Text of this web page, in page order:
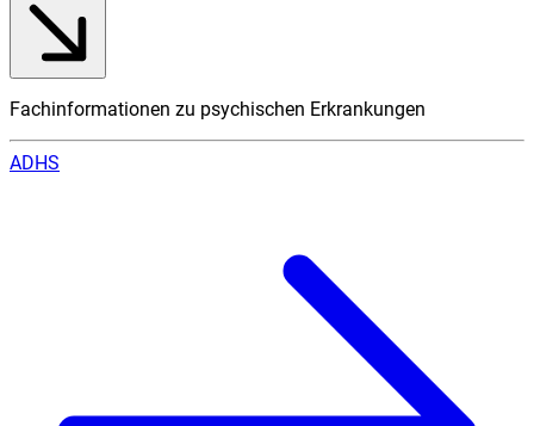
Fachinformationen zu psychischen Erkrankungen
ADHS